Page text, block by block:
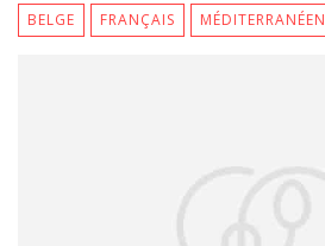
BELGE FRANÇAIS MÉDITERRANÉEN